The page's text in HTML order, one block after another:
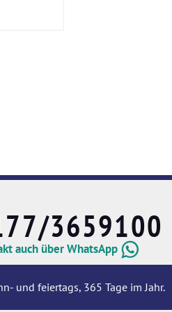
3659100
auch über WhatsApp
und feiertags, 365 Tage im Jahr.